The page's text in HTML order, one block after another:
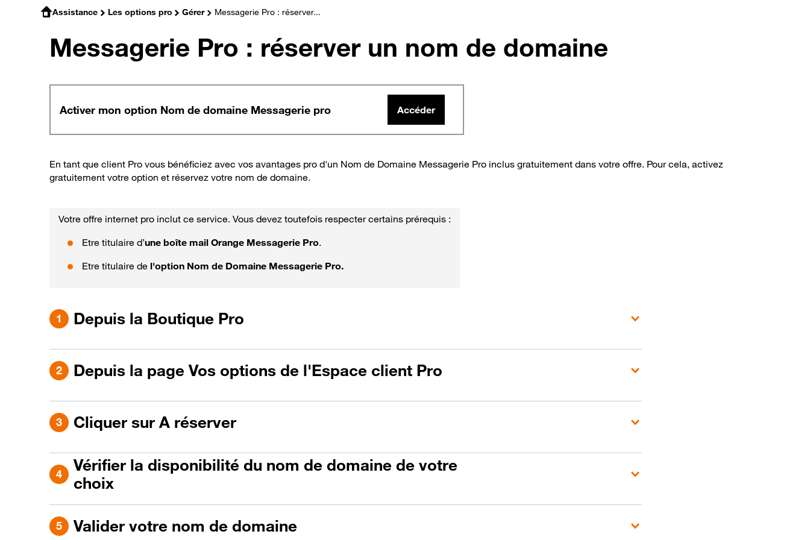
Assistance Les options pro Gérer Messagerie Pro : réserver...
Messagerie Pro : réserver un nom de domaine
Activer mon option Nom de domaine Messagerie pro Accéder
En tant que client Pro vous bénéficiez avec vos avantages pro d'un Nom de Domaine Messagerie Pro inclus gratuitement dans votre offre. Pour cela, activez
gratuitement votre option et réservez votre nom de domaine.
Votre offre internet pro inclut ce service. Vous devez toutefois respecter certains prérequis :
Etre titulaire d’une boîte mail Orange Messagerie Pro.
Etre titulaire de l'option Nom de Domaine Messagerie Pro.
Depuis la Boutique Pro
Depuis la page Vos options de l'Espace client Pro
Cliquer sur A réserver
Vérifier la disponibilité du nom de domaine de votre
choix
Valider votre nom de domaine